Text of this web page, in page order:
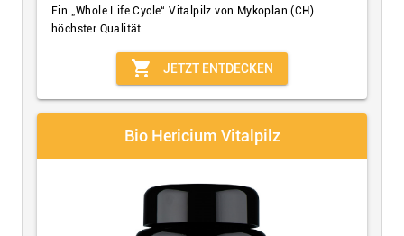
Ein „Whole Life Cycle“ Vitalpilz von Mykoplan (CH)
höchster Qualität.
shopping_cart JETZT ENTDECKEN
Bio Hericium Vitalpilz